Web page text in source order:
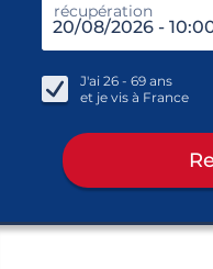
récupération
J'ai 26 - 69 ans
et je vis à France